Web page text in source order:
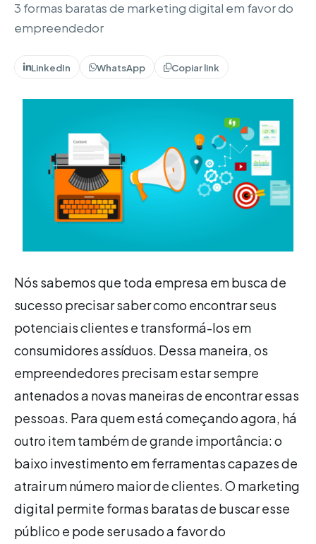
3 formas baratas de marketing digital em favor do
empreendedor
LinkedIn WhatsApp Copiar link
Nós sabemos que toda empresa em busca de
sucesso precisar saber como encontrar seus
potenciais clientes e transformá-los em
consumidores assíduos. Dessa maneira, os
empreendedores precisam estar sempre
antenados a novas maneiras de encontrar essas
pessoas. Para quem está começando agora, há
outro item também de grande importância: o
baixo investimento em ferramentas capazes de
atrair um número maior de clientes. O marketing
digital permite formas baratas de buscar esse
público e pode ser usado a favor do